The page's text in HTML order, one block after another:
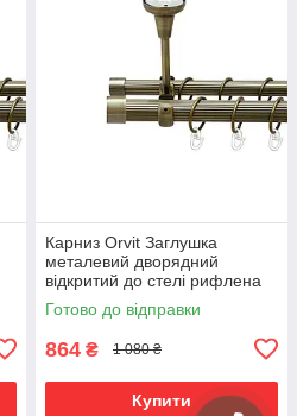
Карниз Orvit Заглушка
металевий дворядний
відкритий до стелі рифлена
труба кільце металеве Антик
25\19 мм 160 см (00-
Готово до відправки
864 ₴ 1 080 ₴
Купити